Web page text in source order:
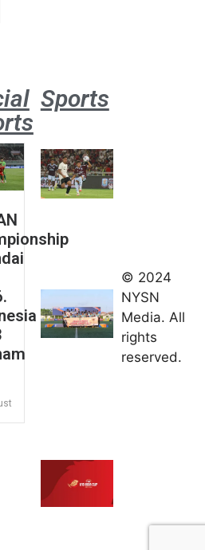
4, 2026
Sports
umum
Kejurnas
Panahan
Junior di
Kudus
grup
© 2024
NYSN
Media. All
rights
reserved.